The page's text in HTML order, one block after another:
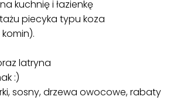
kuchnię i łazienkę
piecyka typu koza
latryna
:)
sosny, drzewa owocowe, rabaty